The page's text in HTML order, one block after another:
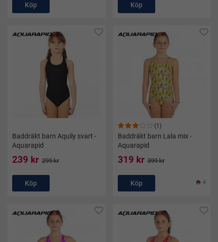
Köp Köp
Baddräkt barn Aquily svart -
Aquarapid
239 kr 299 kr
Köp
(1)
Baddräkt barn Lala mix -
Aquarapid
319 kr 399 kr
Köp 4